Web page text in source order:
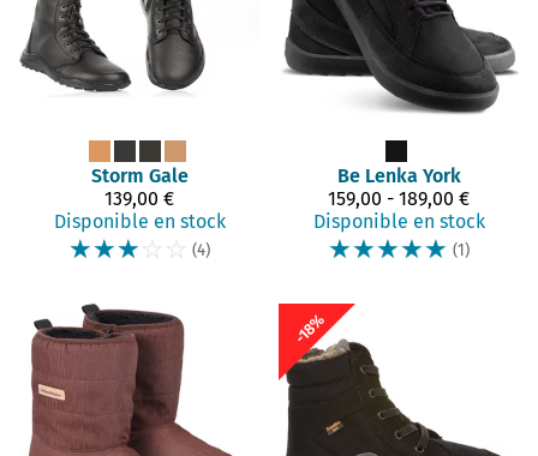
Storm Gale
139,00 €
Disponible en stock
☆☆☆☆ ☆ (4)
Be Lenka York
159,00 - 189,00 €
Disponible en stock
☆☆☆☆☆ (1)
-18%